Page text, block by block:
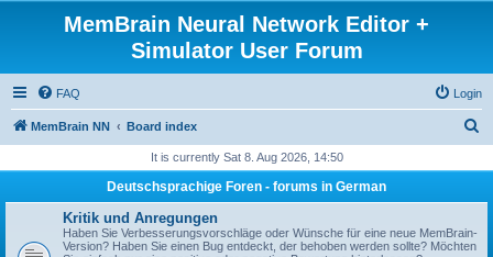
MemBrain Neural Network Editor +
Simulator User Forum
FAQ Login
MemBrain NN Board index
r
It is currently Sat 8. Aug 2026, 14:50
Deutschsprachige Foren - forums in German
Kritik und Anregungen
Haben Sie Verbesserungsvorschläge oder Wünsche für eine neue MemBrain-
Version? Haben Sie einen Bug entdeckt, der behoben werden sollte? Möchten